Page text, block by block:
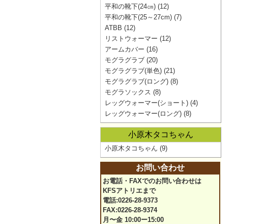
平和の靴下(24㎝) (12)
平和の靴下(25～27cm) (7)
ATBB (12)
リストウォーマー (12)
アームカバー (16)
モグラグラブ (20)
モグラグラブ(単色) (21)
モグラグラブ(ロング) (8)
モグラソックス (8)
レッグウォーマー(ショート) (4)
レッグウォーマー(ロング) (8)
小原木タコちゃん
小原木タコちゃん (9)
お問い合わせ
お電話・FAXでのお問い合わせは
KFSアトリエまで
電話:0226-28-9373
FAX:0226-28-9374
月〜金 10:00ー15:00